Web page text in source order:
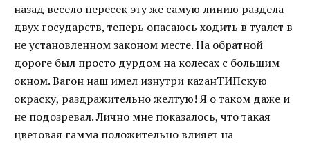
назад весело пересек эту же самую линию раздела
двух государств, теперь опасаюсь ходить в туалет в
не установленном законом месте. На обратной
дороге был просто дурдом на колесах с большим
окном. Вагон наш имел изнутри каzанТИПскую
окраску, раздражительно желтую! Я о таком даже и
не подозревал. Лично мне показалось, что такая
цветовая гамма положительно влияет на